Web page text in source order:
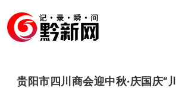
贵阳市四川商会迎中秋·庆国庆“